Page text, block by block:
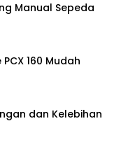
Manual Sepeda
160 Mudah
dan Kelebihan